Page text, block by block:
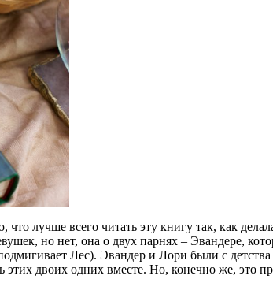
лучше всего читать эту книгу так, как
но нет, она о двух парнях – Эвандере,
Лес). Эвандер и Лори были с
двоих одних вместе. Но, конечно же, это